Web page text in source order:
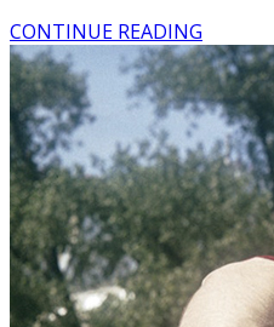
CONTINUE READING